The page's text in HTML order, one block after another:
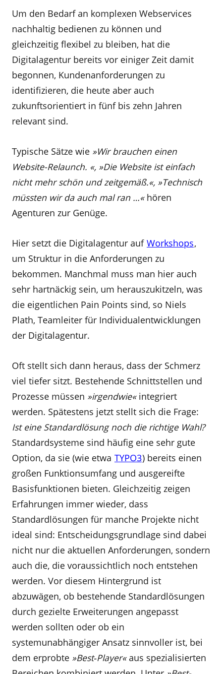
Um den Bedarf an komplexen Webservices
nachhaltig bedienen zu können und
gleichzeitig flexibel zu bleiben, hat die
Digitalagentur bereits vor einiger Zeit damit
begonnen, Kundenanforderungen zu
identifizieren, die heute aber auch
zukunftsorientiert in fünf bis zehn Jahren
relevant sind.
Typische Sätze wie »Wir brauchen einen
Website-Relaunch. «, »Die Website ist einfach
nicht mehr schön und zeitgemäß.«, »Technisch
müssten wir da auch mal ran …«hören
Agenturen zur Genüge.
Hier setzt die Digitalagentur auf Workshops,
um Struktur in die Anforderungen zu
bekommen. Manchmal muss man hier auch
sehr hartnäckig sein, um herauszukitzeln, was
die eigentlichen Pain Points sind, so Niels
Plath, Teamleiter für Individualentwicklungen
der Digitalagentur.
Oft stellt sich dann heraus, dass der Schmerz
viel tiefer sitzt. Bestehende Schnittstellen und
Prozesse müssen »irgendwie«integriert
werden. Spätestens jetzt stellt sich die Frage:
Ist eine Standardlösung noch die richtige Wahl?
Standardsysteme sind häufig eine sehr gute
Option, da sie (wie etwa TYPO3) bereits einen
großen Funktionsumfang und ausgereifte
Basisfunktionen bieten. Gleichzeitig zeigen
Erfahrungen immer wieder, dass
Standardlösungen für manche Projekte nicht
ideal sind: Entscheidungsgrundlage sind dabei
nicht nur die aktuellen Anforderungen, sondern
auch die, die voraussichtlich noch entstehen
werden. Vor diesem Hintergrund ist
abzuwägen, ob bestehende Standardlösungen
durch gezielte Erweiterungen angepasst
werden sollten oder ob ein
systemunabhängiger Ansatz sinnvoller ist, bei
dem erprobte »Best‑Player«aus spezialisierten